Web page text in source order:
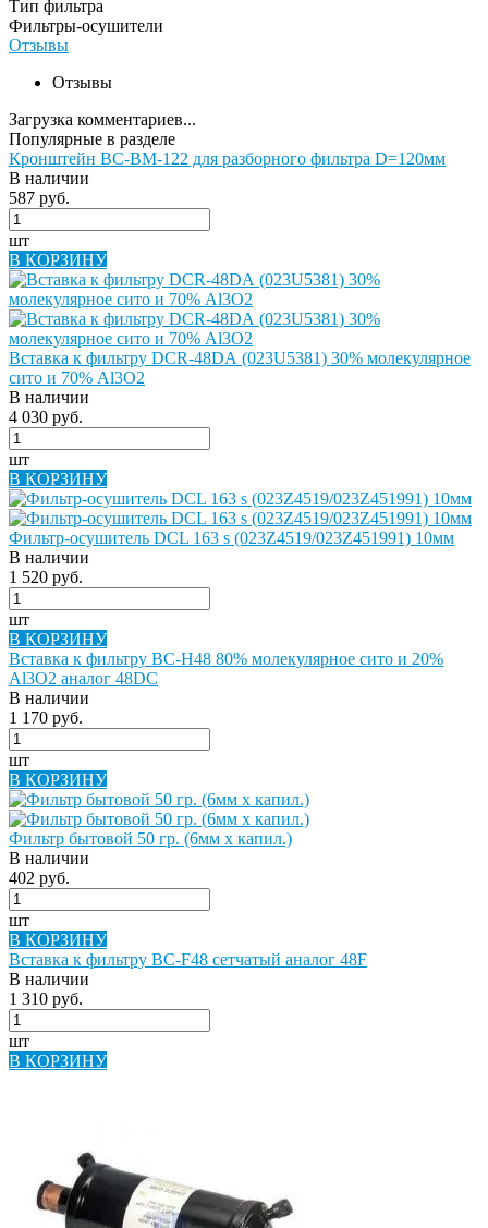
Тип фильтра
Фильтры-осушители
Отзывы
Отзывы
Загрузка комментариев...
Популярные в разделе
Кронштейн BC-BM-122 для разборного фильтра D=120мм
В наличии
587 руб.
шт
В КОРЗИНУ
Вставка к фильтру DCR-48DА (023U5381) 30% молекулярное
сито и 70% Al3O2
В наличии
4 030 руб.
шт
В КОРЗИНУ
Фильтр-осушитель DCL 163 s (023Z4519/023Z451991) 10мм
В наличии
1 520 руб.
шт
В КОРЗИНУ
Вставка к фильтру BC-H48 80% молекулярное сито и 20%
Al3O2 аналог 48DC
В наличии
1 170 руб.
шт
В КОРЗИНУ
Фильтр бытовой 50 гр. (6мм х капил.)
В наличии
402 руб.
шт
В КОРЗИНУ
Вставка к фильтру BC-F48 сетчатый аналог 48F
В наличии
1 310 руб.
шт
В КОРЗИНУ